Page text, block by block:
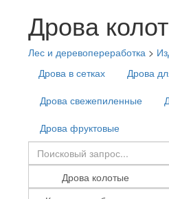
Дрова
Лес и деревопереработка >
Дрова в сетках
Дрова
Дрова свежепиленные
Дрова фруктовые